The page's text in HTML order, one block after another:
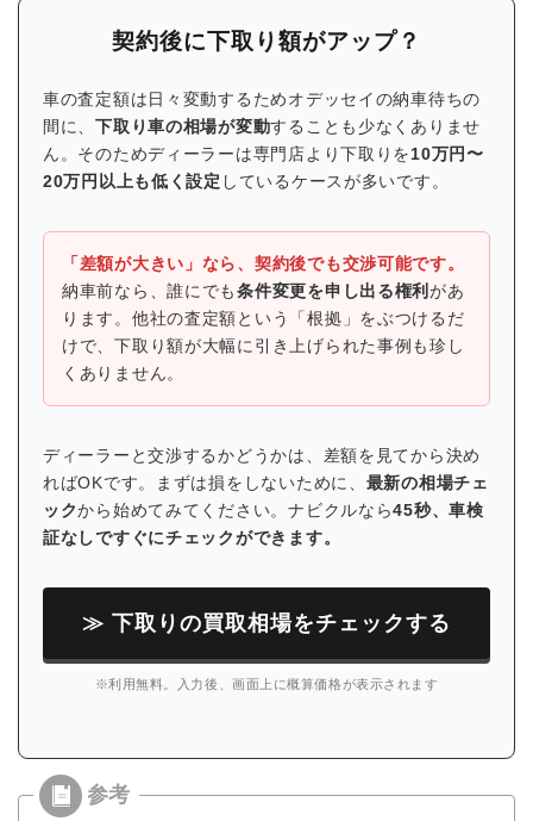
契約後に下取り額がアップ？
車の査定額は日々変動するためオデッセイの納車待ちの
間に、下取り車の相場が変動することも少なくありませ
ん。そのためディーラーは専門店より下取りを10万円〜
20万円以上も低く設定 しているケースが多いです。
「差額が大きい」なら、契約後でも交渉可能です。
納車前なら、誰にでも条件変更を申し出る権利があ
ります。他社の査定額という「根拠」をぶつけるだ
けで、下取り額が大幅に引き上げられた事例も珍し
くありません。
ディーラーと交渉するかどうかは、差額を見てから決め
ればOKです。まずは損をしないために、 最新の相場チェ
ックから始めてみてください。ナビクルなら45秒、車検
証なしですぐにチェックができます。
≫ 下取りの買取相場をチェックする
※利用無料。入力後、画面上に概算価格が表示されます